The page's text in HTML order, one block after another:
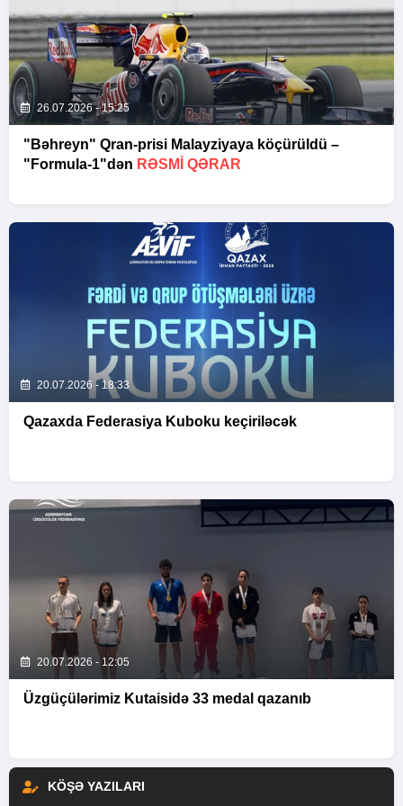
26.07.2026 - 15:25
"Bəhreyn" Qran-prisi Malayziyaya köçürüldü –
"Formula-1"dən RƏSMI QƏRAR
20.07.2026 - 18:33
Qazaxda Federasiya Kuboku keçiriləcək
20.07.2026 - 12:05
Üzgüçülərimiz Kutaisidə 33 medal qazanıb
KÖŞƏ YAZILARI